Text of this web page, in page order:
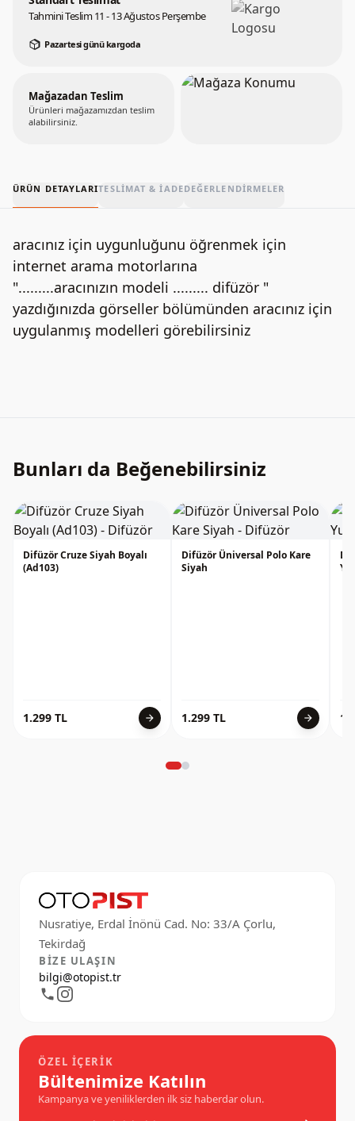
Tahmini Teslim 11 - 13 Ağustos Perşembe
Pazartesi günü kargoda
Mağazadan Teslim
Ürünleri mağazamızdan teslim
alabilirsiniz.
ÜRÜN DETAYLARITESLIMAT & İADEDEĞERLENDIRMELER
aracınız için uygunluğunu öğrenmek için
internet arama motorlarına
".........aracınızın modeli ......... difüzör "
yazdığınızda görseller bölümünden aracınız için
uygulanmış modelleri görebilirsiniz
Bunları da Beğenebilirsiniz
Difüzör Cruze Siyah Boyalı
(Ad103)
1.299 TL arrow_forward
Difüzör Üniversal Polo Kare
Siyah
1.299 TL arrow_forward
Nusratiye, Erdal İnönü Cad. No: 33/A Çorlu,
BIZE ULAŞIN
bilgi@otopist.tr
ÖZEL İÇERIK
Bültenimize Katılın
Kampanya ve yeniliklerden ilk siz haberdar olun.